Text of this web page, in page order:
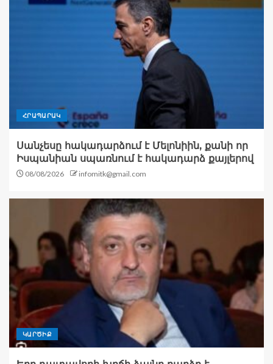
ՀՐԱՊԱՐԱԿ
Սանչեսը հակադարձում է Մելոնիին, քանի որ
Իսպանիան սպառնում է հակադարձ քայլերով
08/08/2026 infomitk@gmail.com
ԿԱՐԾԻՔ